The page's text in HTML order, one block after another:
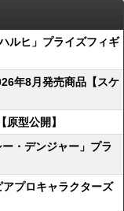
ルヒ」プライズフィギ
年8月発売商品【スケ
型公開】
・デンジャー」プラ
アプロキャラクターズ